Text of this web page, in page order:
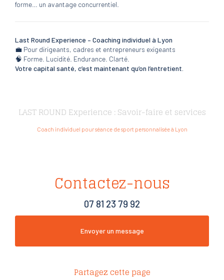
forme… un avantage concurrentiel.
Last Round Experience – Coaching individuel à Lyon
💼 Pour dirigeants, cadres et entrepreneurs exigeants
🧠 Forme. Lucidité. Endurance. Clarté.
Votre capital santé, c’est maintenant qu’on l’entretient.
LAST ROUND Experience : Savoir-faire et services
Coach individuel pour séance de sport personnalisée à Lyon
Contactez-nous
07 81 23 79 92
Envoyer un message
Partagez cette page